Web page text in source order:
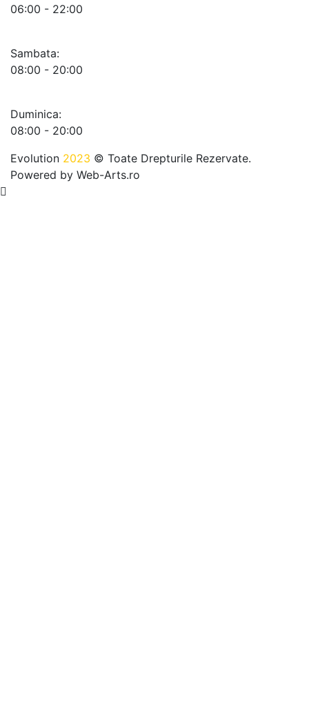
06:00 - 22:00
Sambata:
08:00 - 20:00
Duminica:
08:00 - 20:00
Evolution 2023 © Toate Drepturile Rezervate.
Powered by Web-Arts.ro